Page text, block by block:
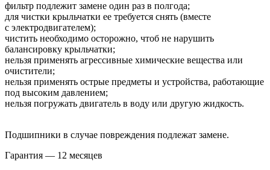
фильтр подлежит замене один раз в полгода;
для чистки крыльчатки ее требуется снять (вместе
с электродвигателем);
чистить необходимо осторожно, чтоб не нарушить
балансировку крыльчатки;
нельзя применять агрессивные химические вещества или
очистители;
нельзя применять острые предметы и устройства, работающие
под высоким давлением;
нельзя погружать двигатель в воду или другую жидкость.
Подшипники в случае повреждения подлежат замене.
Гарантия — 12 месяцев